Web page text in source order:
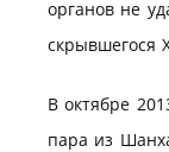
органов не
скрывшегося
В октябре
пара из